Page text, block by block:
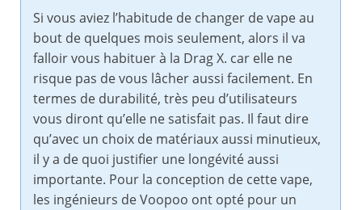
Si vous aviez l’habitude de changer de vape au
bout de quelques mois seulement, alors il va
falloir vous habituer à la Drag X. car elle ne
risque pas de vous lâcher aussi facilement. En
termes de durabilité, très peu d’utilisateurs
vous diront qu’elle ne satisfait pas. Il faut dire
qu’avec un choix de matériaux aussi minutieux,
il y a de quoi justifier une longévité aussi
importante. Pour la conception de cette vape,
les ingénieurs de Voopoo ont opté pour un